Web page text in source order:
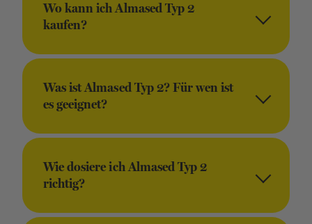
Wo kann ich Almased Typ 2
kaufen?
Was ist Almased Typ 2? Für wen ist
es geeignet?
Wie dosiere ich Almased Typ 2
richtig?